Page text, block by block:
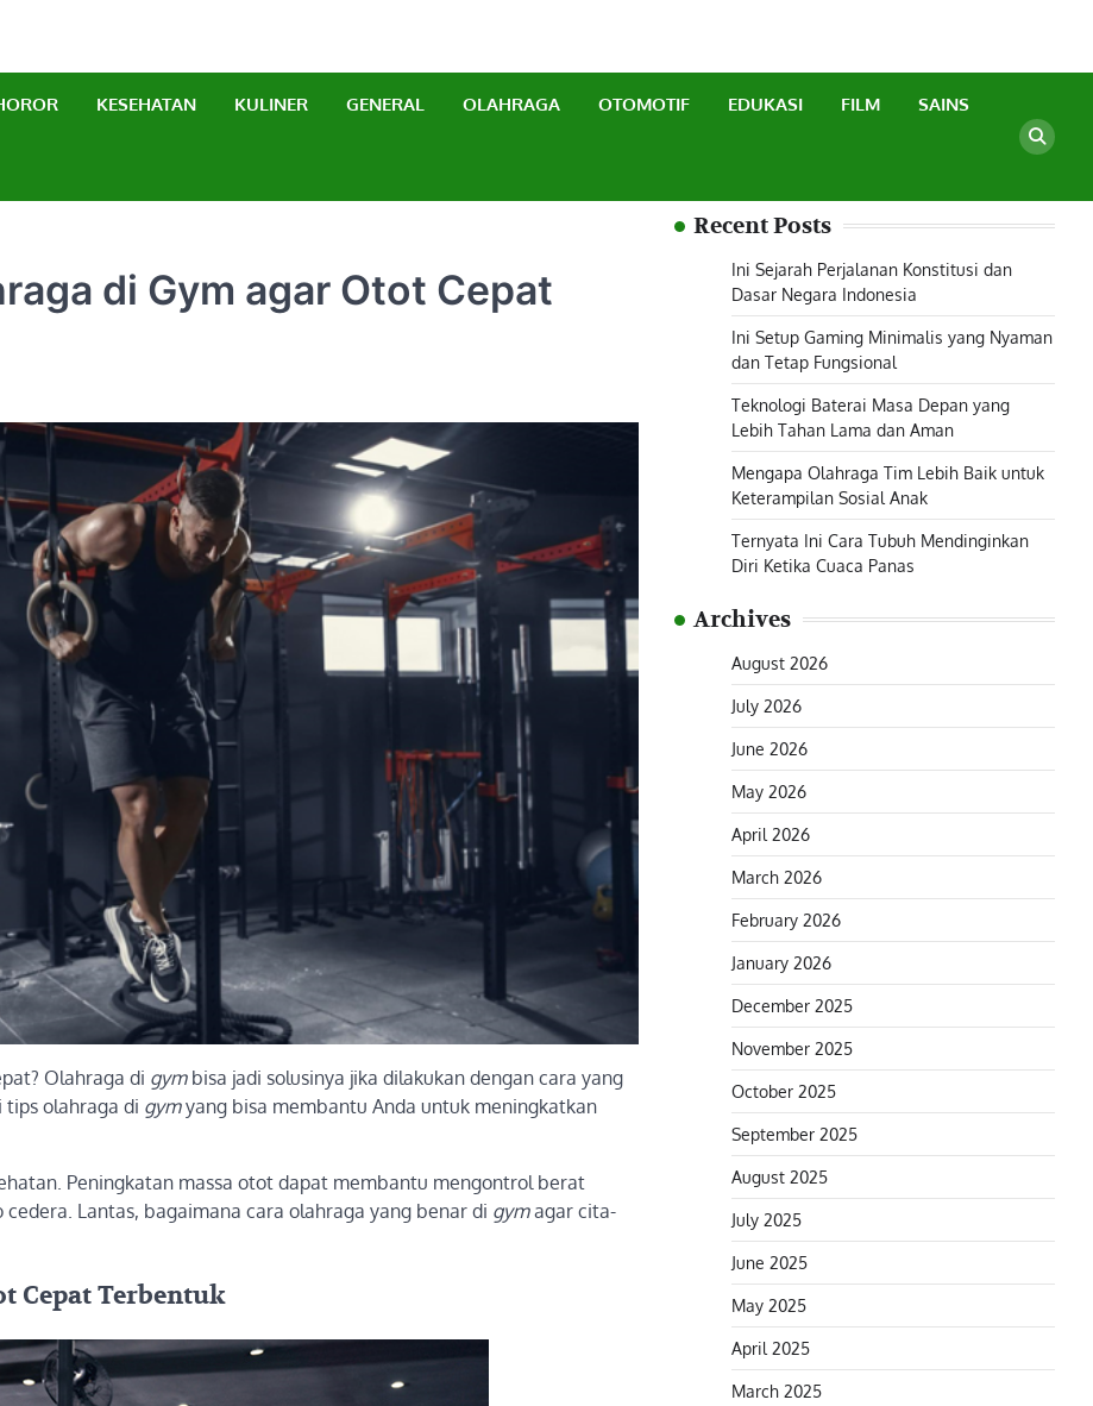
KESEHATAN KULINER GENERAL OLAHRAGA OTOMOTIF EDUKASI FILM SAINS
di Gym agar Otot Cepat
Olahraga di gym bisa jadi solusinya jika dilakukan dengan cara yang
tips olahraga di gymyang bisa membantu Anda untuk meningkatkan
Peningkatan massa otot dapat membantu mengontrol berat
Lantas, bagaimana cara olahraga yang benar di gymagar cita-
Cepat Terbentuk
Recent Posts
Ini Sejarah Perjalanan Konstitusi dan
Dasar Negara Indonesia
Ini Setup Gaming Minimalis yang Nyaman
dan Tetap Fungsional
Teknologi Baterai Masa Depan yang
Lebih Tahan Lama dan Aman
Mengapa Olahraga Tim Lebih Baik untuk
Keterampilan Sosial Anak
Ternyata Ini Cara Tubuh Mendinginkan
Diri Ketika Cuaca Panas
Archives
August 2026
July 2026
June 2026
May 2026
April 2026
March 2026
February 2026
January 2026
December 2025
November 2025
October 2025
September 2025
August 2025
July 2025
June 2025
May 2025
April 2025
March 2025